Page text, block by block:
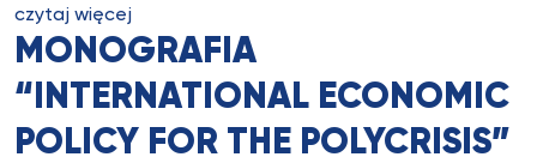
czytaj więcej
MONOGRAFIA
“INTERNATIONAL ECONOMIC
POLICY FOR THE POLYCRISIS”